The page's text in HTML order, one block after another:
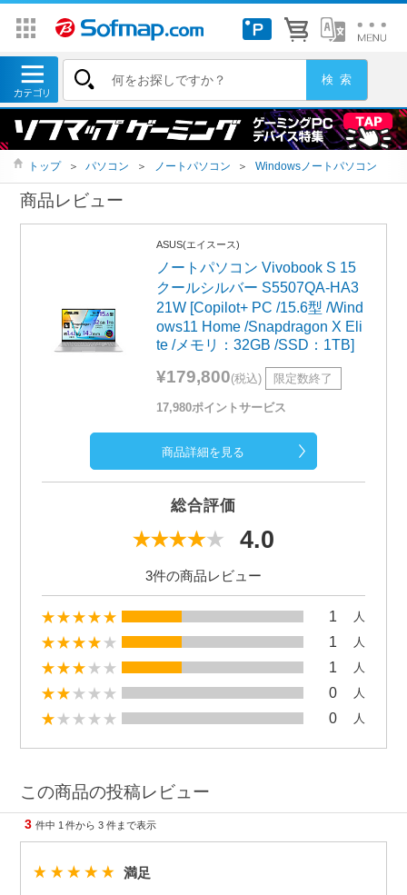
トップ ＞ パソコン ＞ ノートパソコン ＞ Windowsノートパソコン
商品レビュー
ASUS(エイスース)
ノートパソコン Vivobook S 15
クールシルバー S5507QA-HA3
21W [Copilot+ PC /15.6型 /Wind
ows11 Home /Snapdragon X Eli
te /メモリ：32GB /SSD：1TB]
¥179,800(税込) 限定数終了
17,980ポイントサービス
商品詳細を見る
総合評価
4.0
3件の商品レビュー
1 人
1 人
1 人
0 人
0 人
この商品の投稿レビュー
3 件中 1 件から 3 件まで表示
満足